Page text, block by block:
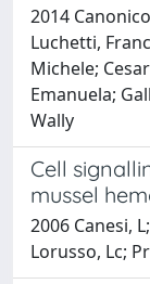
2014
Luchetti,
Michele;
Emanuela;
Wally
Cell
mussel
2006 Canesi,
Lorusso, Lc;